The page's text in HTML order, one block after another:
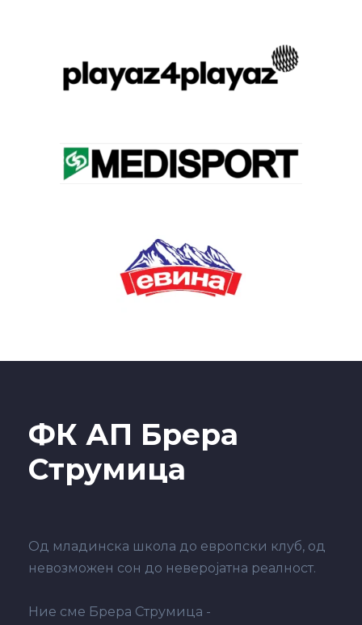
ФК АП Брера
Струмица
Од младинска школа до европски клуб, од
невозможен сон до неверојатна реалност.
Ние сме Брера Струмица -